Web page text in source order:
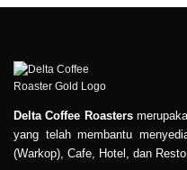
Delta Coffee Roasters
yang telah membantu
(Warkop), Cafe, Hotel, dan